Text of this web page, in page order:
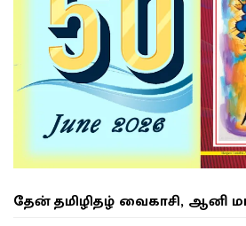
தேன் தமிழிதழ் வைகாசி, ஆனி